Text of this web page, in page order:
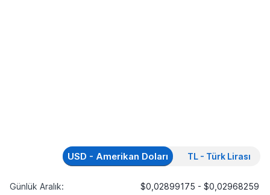
USD - Amerikan Doları TL - Türk Lirası
Günlük Aralık: $0,02899175 - $0,02968259